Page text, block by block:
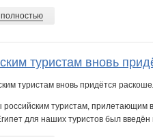
туристам вновь
туристам, прилетающим в
для наших туристов был